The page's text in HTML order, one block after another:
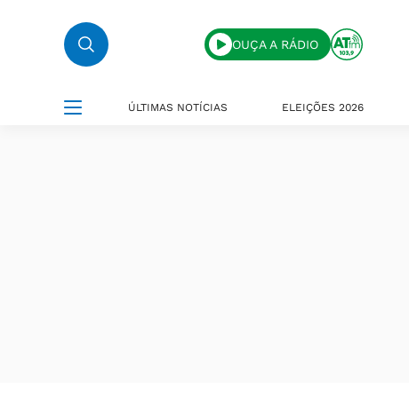
OUÇA A RÁDIO
ÚLTIMAS NOTÍCIAS ELEIÇÕES 2026